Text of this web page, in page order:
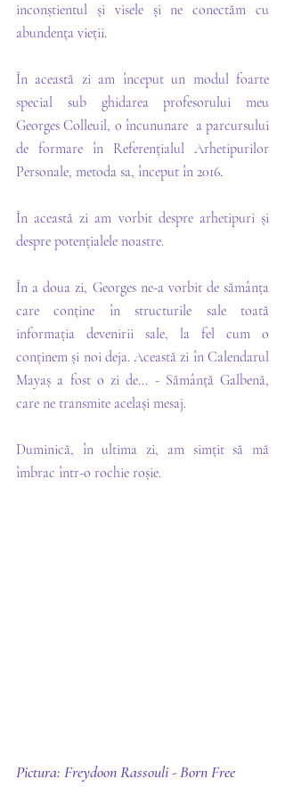
inconștientul și visele și ne conectăm cu
abundența vieții.
În această zi am început un modul foarte
special sub ghidarea profesorului meu
Georges Colleuil, o încununare  a parcursului
de formare în Referențialul Arhetipurilor
Personale, metoda sa, început în 2016.
În această zi am vorbit despre arhetipuri și
despre potențialele noastre.
În a doua zi, Georges ne-a vorbit de sămânța
care conține în structurile sale toată
informația devenirii sale, la fel cum o
conținem și noi deja. Această zi în Calendarul
Mayaș a fost o zi de... - Sămânță Galbenă,
care ne transmite același mesaj.
Duminică, în ultima zi, am simțit să mă
îmbrac într-o rochie roșie.
Pictura: Freydoon Rassouli - Born Free